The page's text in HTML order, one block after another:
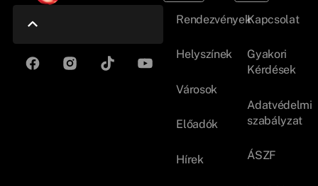
Rendezvények
Helyszínek
Városok
Előadók
Hírek
Kapcsolat
Gyakori
Kérdések
Adatvédelmi
szabályzat
ÁSZF